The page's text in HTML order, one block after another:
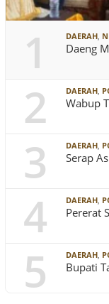
1 DAERAH,
Daeng
2 DAERAH,
Wabup
3 DAERAH,
Serap
4 DAERAH,
Pererat
5 DAERAH,
Bupati